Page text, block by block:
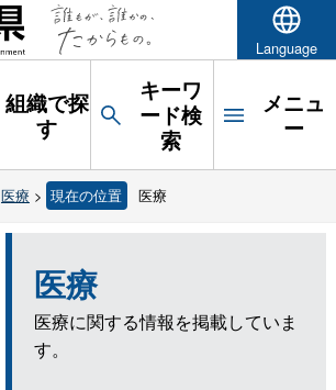
Language
組織で探
す
キーワ
ード検
索
メニュ
ー
医療 > 現在の位置 医療
医療
医療に関する情報を掲載していま
す。